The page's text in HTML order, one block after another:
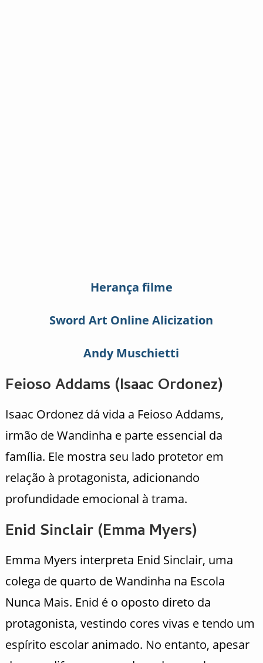
Herança filme
Sword Art Online Alicization
Andy Muschietti
Feioso Addams (Isaac Ordonez)
Isaac Ordonez dá vida a Feioso Addams,
irmão de Wandinha e parte essencial da
família. Ele mostra seu lado protetor em
relação à protagonista, adicionando
profundidade emocional à trama.
Enid Sinclair (Emma Myers)
Emma Myers interpreta Enid Sinclair, uma
colega de quarto de Wandinha na Escola
Nunca Mais. Enid é o oposto direto da
protagonista, vestindo cores vivas e tendo um
espírito escolar animado. No entanto, apesar